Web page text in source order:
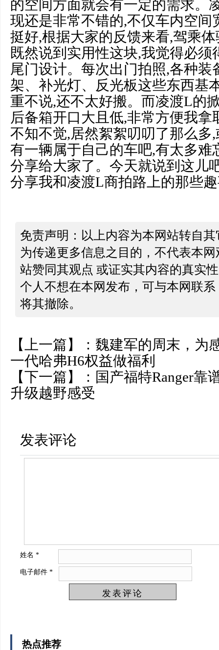
的空间方面就会有一定的需求。
现还是非常不错的,不仅车内空间
挺好,根据大家的反馈来看,驾乘
既然说到实用性这块,我觉得必须
尾门设计。每次出门拍照,各种装
架、补光灯、反光板这些东西基
重不说,还不太好搬。而凌渡L的
后备箱开口大且低,非常方便我拿
不知不觉,居然絮絮叨叨了那么多
有一辆属于自己的车吧,有太多难
分享给大家了。今天就说到这儿
分享我和凌渡L商拍路上的那些
免责声明：以上内容为本网站转自
为传递更多信息之目的，不代表本
站赞同其观点 或证实其内容的真实
个人不想在本网发布，可与本网联
将其撤除。
【上一篇】： 魏建军的周末，为
一代哈弗H6权益做福利
【下一篇】： 国产福特Ranger靠
升级越野感受
发表评论
姓名 *
电子邮件 *
热点推荐